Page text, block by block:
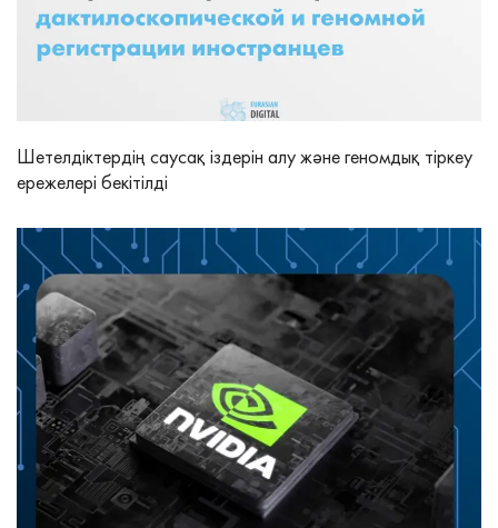
Шетелдіктердің саусақ іздерін алу және геномдық тіркеу
ережелері бекітілді